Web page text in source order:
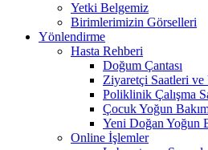
Yetki Belgemiz
Birimlerimizin Görselleri
Yönlendirme
Hasta Rehberi
Doğum Çantası
Ziyaretçi Saatleri
Poliklinik Çalışma
Çocuk Yoğun
Yeni Doğan Yoğun
Online İşlemler